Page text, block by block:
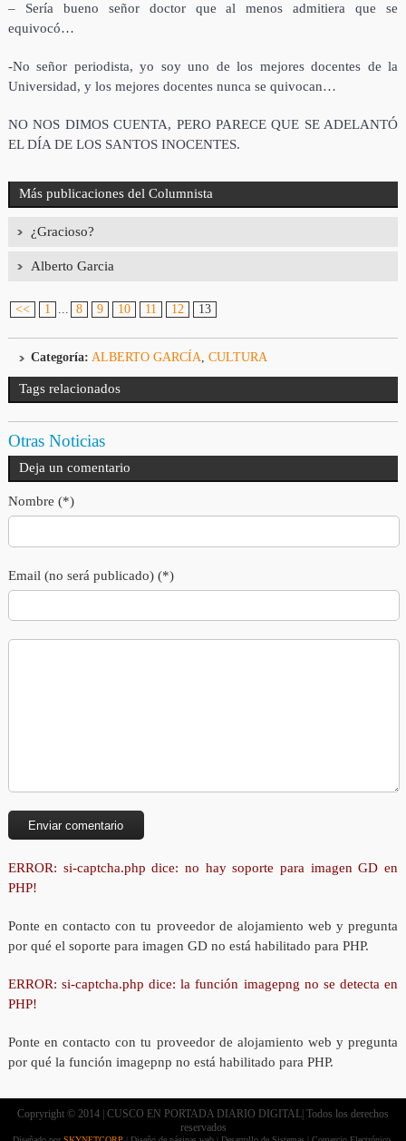
– Sería bueno señor doctor que al menos admitiera que se
equivocó…
-No señor periodista, yo soy uno de los mejores docentes de la
Universidad, y los mejores docentes nunca se quivocan…
NO NOS DIMOS CUENTA, PERO PARECE QUE SE ADELANTÓ
EL DÍA DE LOS SANTOS INOCENTES.
Más publicaciones del Columnista
¿Gracioso?
Alberto Garcia
<< 1 ... 8 9 10 11 12 13
Categoría: ALBERTO GARCÍA, CULTURA
Tags relacionados
Otras Noticias
Deja un comentario
Nombre (*)
Email (no será publicado) (*)
ERROR: si-captcha.php dice: no hay soporte para imagen GD en
PHP!
Ponte en contacto con tu proveedor de alojamiento web y pregunta
por qué el soporte para imagen GD no está habilitado para PHP.
ERROR: si-captcha.php dice: la función imagepng no se detecta en
PHP!
Ponte en contacto con tu proveedor de alojamiento web y pregunta
por qué la función imagepnp no está habilitado para PHP.
Copryright © 2014 | CUSCO EN PORTADA DIARIO DIGITAL| Todos los derechos
reservados